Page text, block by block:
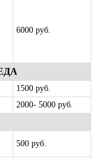
6000 руб.
1500 руб.
2000- 5000 руб.
500 руб.